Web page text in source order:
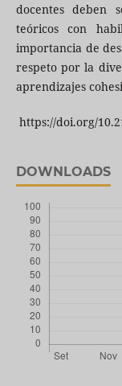
docentes deben
teóricos con
importancia de
respeto por la
aprendizajes
https://doi.org/
DOWNLOADS